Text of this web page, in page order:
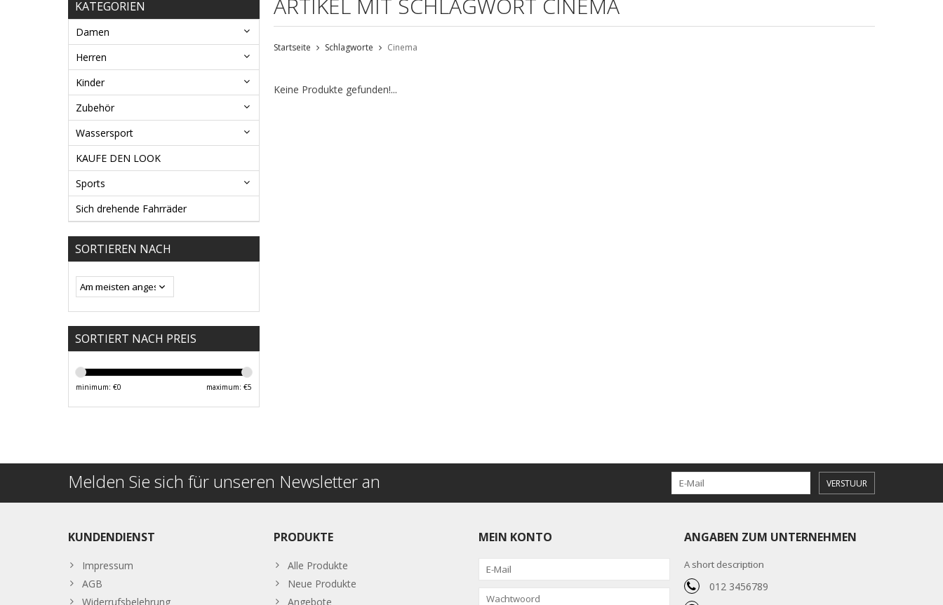
KATEGORIEN
Damen
Herren
Kinder
Zubehör
Wassersport
KAUFE DEN LOOK
Sports
Sich drehende Fahrräder
SORTIEREN NACH
SORTIERT NACH PREIS
minimum: €0 maximum: €5
ARTIKEL MIT SCHLAGWORT CINEMA
Startseite Schlagworte Cinema
Keine Produkte gefunden!...
Melden Sie sich für unseren Newsletter an VERSTUUR
KUNDENDIENST
Impressum
AGB
Widerrufsbelehrung
PRODUKTE
Alle Produkte
Neue Produkte
Angebote
MEIN KONTO ANGABEN ZUM UNTERNEHMEN
A short description
012 3456789